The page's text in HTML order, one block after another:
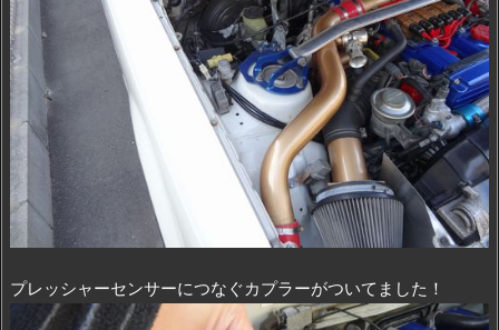
プレッシャーセンサーにつなぐカプラーがついてました！